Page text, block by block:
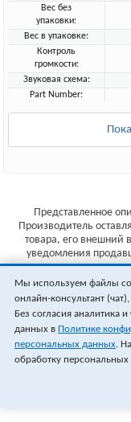
Вес без
упаковки:
Вес в упаковке:
Контроль
громкости:
Звуковая схема:
Part Number:
Представленное
Производитель
товара, его внешний
уведомления
Указанные цены не
Стоимость и
Мы используем файлы
онлайн-консультант
Без согласия аналитика
данных в Политике
персональных данных.
обработку